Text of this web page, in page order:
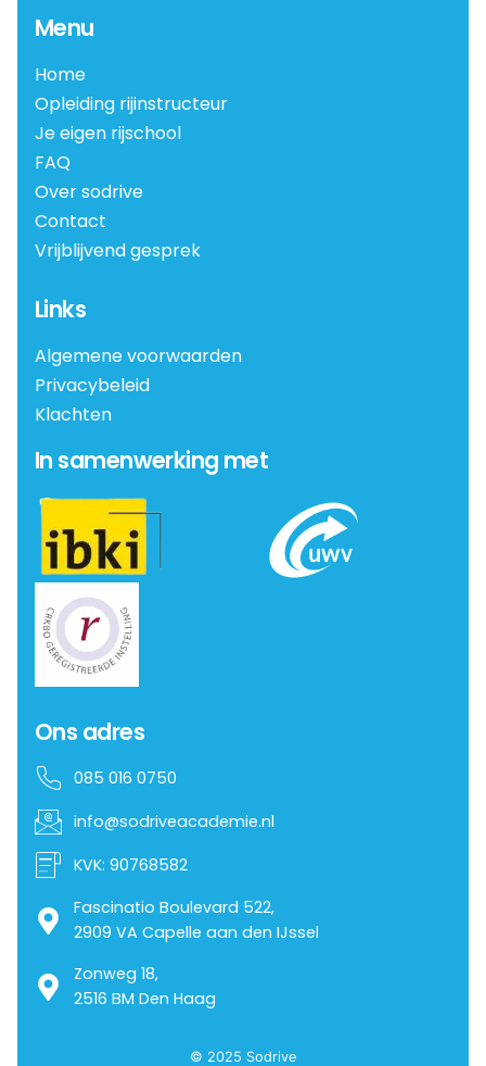
Menu
Home
Opleiding rijinstructeur
Je eigen rijschool
FAQ
Over sodrive
Contact
Vrijblijvend gesprek
Links
Algemene voorwaarden
Privacybeleid
Klachten
In samenwerking met
Ons adres
085 016 0750
info@sodriveacademie.nl
KVK: 90768582
Fascinatio Boulevard 522,
2909 VA Capelle aan den IJssel
Zonweg 18,
2516 BM Den Haag
© 2025 Sodrive